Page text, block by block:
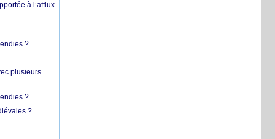
à l’afflux
?
plusieurs
?
?